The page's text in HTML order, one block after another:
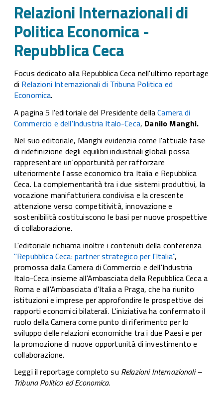
Relazioni Internazionali di
Politica Economica -
Repubblica Ceca
Focus dedicato alla Repubblica Ceca nell'ultimo reportage
di Relazioni Internazionali di Tribuna Politica ed
Economica.
A pagina 5 l'editoriale del Presidente dellaCamera di
Commercio e dell'Industria Italo-Ceca, Danilo Manghi.
Nel suo editoriale, Manghi evidenzia come l'attuale fase
di ridefinizione degli equilibri industriali globali possa
rappresentare un'opportunità per rafforzare
ulteriormente l'asse economico tra Italia e Repubblica
Ceca. La complementarità tra i due sistemi produttivi, la
vocazione manifatturiera condivisa e la crescente
attenzione verso competitività, innovazione e
sostenibilità costituiscono le basi per nuove prospettive
di collaborazione.
L'editoriale richiama inoltre i contenuti della conferenza
"Repubblica Ceca: partner strategico per l'Italia",
promossa dalla Camera di Commercio e dell'Industria
Italo-Ceca insieme all'Ambasciata della Repubblica Ceca a
Roma e all'Ambasciata d'Italia a Praga, che ha riunito
istituzioni e imprese per approfondire le prospettive dei
rapporti economici bilaterali. L'iniziativa ha confermato il
ruolo della Camera come punto di riferimento per lo
sviluppo delle relazioni economiche tra i due Paesi e per
la promozione di nuove opportunità di investimento e
collaborazione.
Leggi il reportage completo su Relazioni Internazionali –
Tribuna Politica ed Economica.